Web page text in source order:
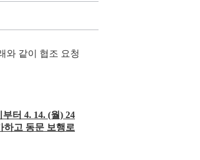
와 같이 협조 요청
부터 4. 14. (월) 24
하고 동문 보행로